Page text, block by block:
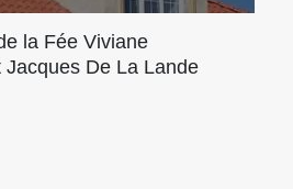
la Fée Viviane
Jacques De La Lande